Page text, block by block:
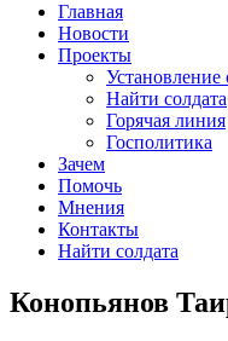
Главная
Новости
Проекты
Установление
Найти солдата
Горячая линия
Госполитика
Зачем
Помочь
Мнения
Контакты
Найти солдата
Конопьянов